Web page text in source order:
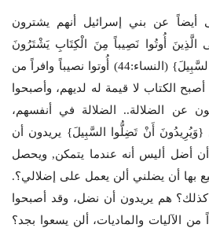
أيضاً عن بني إسرائيل أنهم يشترون
الَّذِينَ أُوتُوا نَصِيباً مِنَ الْكِتَابِ يَشْتَرُونَ
الضَّلالَةَ وَيُرِيدُونَ أَنْ تَضِلُّوا السَّبِيلَ} (النساء:44) أُوتوا نصيباً وافراً من
أصبح الكتاب لا قيمة له لديهم، وأصبحوا
هم يشترون الضلالة، يبحثون عن الضلالة.. الضلالة في أنفسهم‎،
{وَيُرِيدُونَ أَنْ تَضِلُّوا السَّبِيلَ} يريدون أن
أن أضل أليس أنه عندما يتمكن, ويحصل
بها أن يضلني ألن يعمل على إضلالي؟.
كذلك؟ هم يريدون أن نضل، وقد أصبحوا
من الآليات والماديات، ألن يسعوا بجد؟